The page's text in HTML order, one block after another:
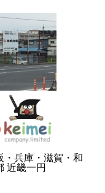
・兵庫・滋賀・和
近畿一円